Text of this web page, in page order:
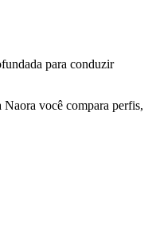
para conduzir
você compara perfis,